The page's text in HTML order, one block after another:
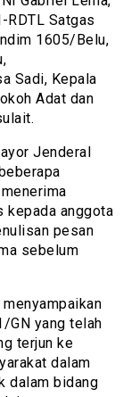
RDTL Satgas
1605/Belu,
Sadi, Kepala
Adat dan
Jenderal
kepada anggota
pesan
sebelum
GN yang telah
terjun ke
dalam
dalam bidang